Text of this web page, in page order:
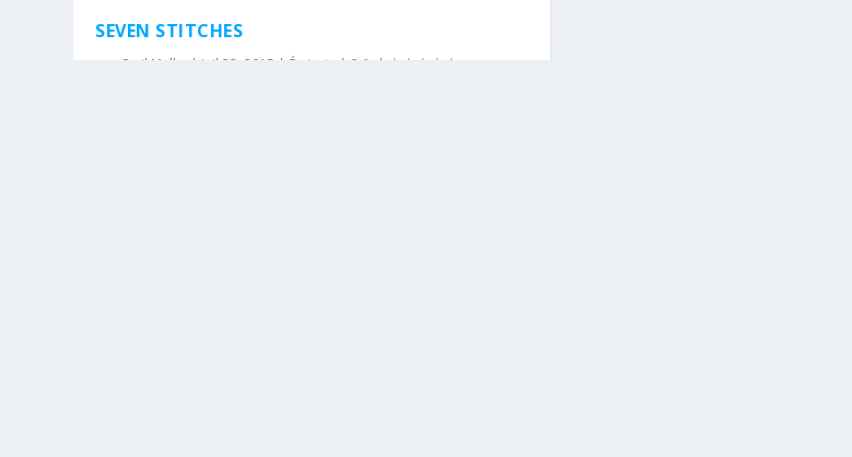
SEVEN STITCHES
Cyril Malka | Juil 22, 2015 | Écrivain | 0 |